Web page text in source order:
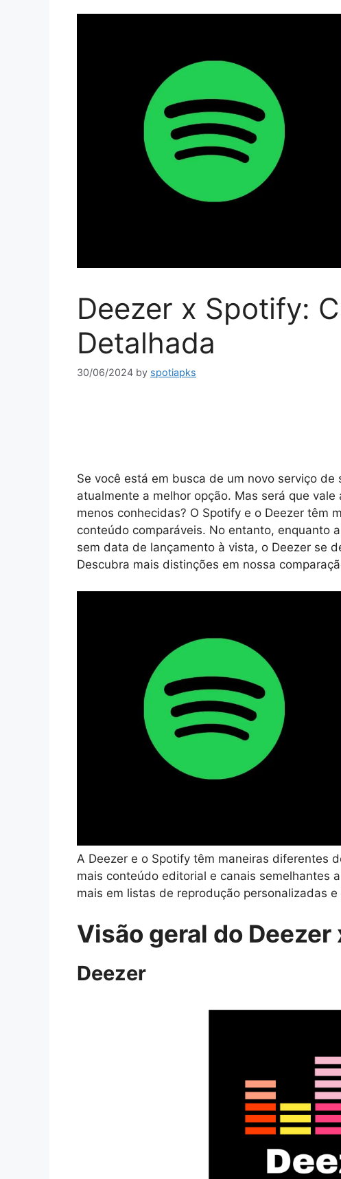
Deezer x Spotify:
Detalhada
30/06/2024 by spotiapks
Se você está em busca de um novo serviço
atualmente a melhor opção. Mas será que
menos conhecidas? O Spotify e o Deezer têm
conteúdo comparáveis. No entanto, enquanto
sem data de lançamento à vista, o Deezer se
Descubra mais distinções em nossa
A Deezer e o Spotify têm maneiras diferentes
mais conteúdo editorial e canais semelhantes
mais em listas de reprodução personalizadas
Visão geral do
Deezer